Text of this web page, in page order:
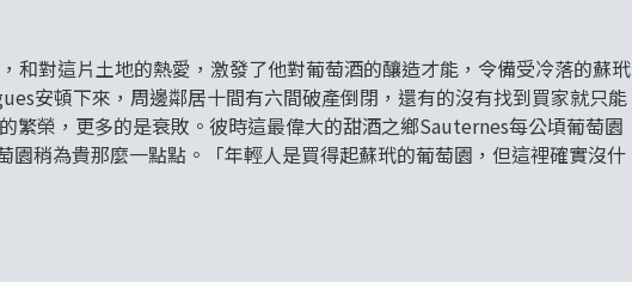
和對這片土地的熱愛，激發了他對葡萄酒的釀造才能，令備受冷落的蘇玳
安頓下來，周邊鄰居十間有六間破產倒閉，還有的沒有找到買家就只能
繁榮，更多的是衰敗。彼時這最偉大的甜酒之鄉Sauternes每公頃葡萄園
稍為貴那麼一點點。「年輕人是買得起蘇玳的葡萄園，但這裡確實沒什